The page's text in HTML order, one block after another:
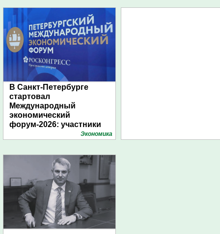
В Санкт-Петербурге
стартовал
Международный
экономический
форум-2026: участники
подготовили креативные
Экономика